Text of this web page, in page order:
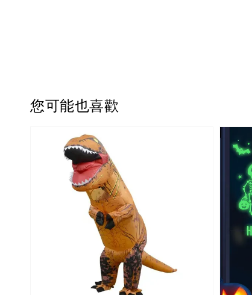
您可能也喜歡